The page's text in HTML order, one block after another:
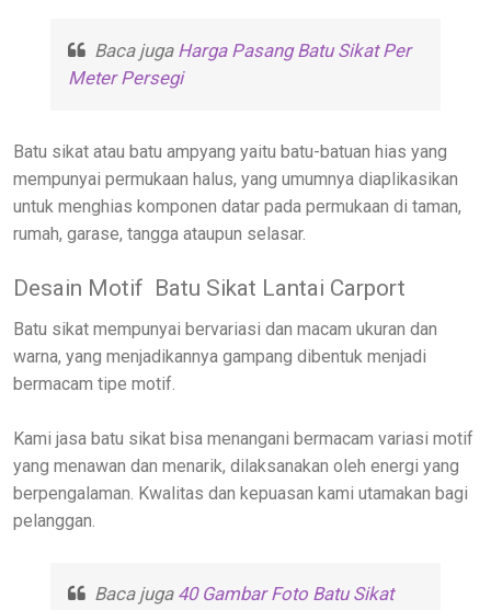
Baca juga Harga Pasang Batu Sikat Per
Meter Persegi
Batu sikat atau batu ampyang yaitu batu-batuan hias yang
mempunyai permukaan halus, yang umumnya diaplikasikan
untuk menghias komponen datar pada permukaan di taman,
rumah, garase, tangga ataupun selasar.
Desain Motif Batu Sikat Lantai Carport
Batu sikat mempunyai bervariasi dan macam ukuran dan
warna, yang menjadikannya gampang dibentuk menjadi
bermacam tipe motif.
Kami jasa batu sikat bisa menangani bermacam variasi motif
yang menawan dan menarik, dilaksanakan oleh energi yang
berpengalaman. Kwalitas dan kepuasan kami utamakan bagi
pelanggan.
Baca juga 40 Gambar Foto Batu Sikat